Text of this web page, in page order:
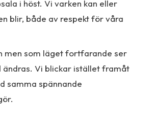
i höst. Vi varken kan eller
blir, både av respekt för våra
men som läget fortfarande ser
Vi blickar istället framåt
samma spännande